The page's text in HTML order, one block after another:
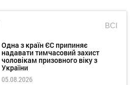
ВСІ
Одна з країн ЄС припиняє
надавати тимчасовий захист
чоловікам призовного віку з
України
05.08.2026